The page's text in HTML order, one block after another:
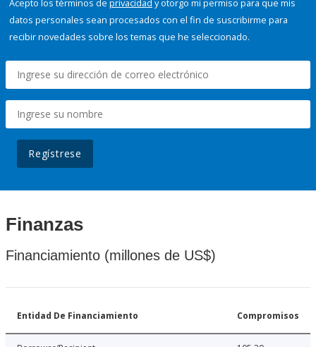
Acepto los términos de privacidad y otorgo mi permiso para que mis
datos personales sean procesados con el fin de suscribirme para
recibir novedades sobre los temas que he seleccionado.
Regístrese
Finanzas
Financiamiento (millones de US$)
Entidad De Financiamiento Compromisos